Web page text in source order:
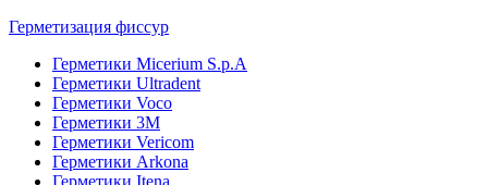
Герметизация фиссур
Герметики Micerium S.p.A
Герметики Ultradent
Герметики Voco
Герметики 3M
Герметики Vericom
Герметики Arkona
Герметики Itena